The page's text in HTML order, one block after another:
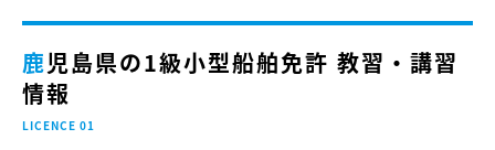
鹿児島県の1級小型船舶免許 教習・講習
情報
LICENCE 01